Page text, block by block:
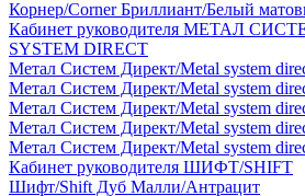
Корнер/Corner Бриллиант/Белый
Кабинет руководителя МЕТАЛ
SYSTEM DIRECT
Метал Систем Директ/Metal system
Метал Систем Директ/Metal system
Метал Систем Директ/Metal system
Метал Систем Директ/Metal system
Метал Систем Директ/Metal system
Кабинет руководителя ШИФТ/SHIFT
Шифт/Shift Дуб Малли/Антрацит